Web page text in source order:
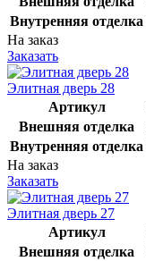
Внутренняя отделка
На заказ
Заказать
Элитная дверь 28
Артикул
Внешняя отделка
Внутренняя отделка
На заказ
Заказать
Элитная дверь 27
Артикул
Внешняя отделка